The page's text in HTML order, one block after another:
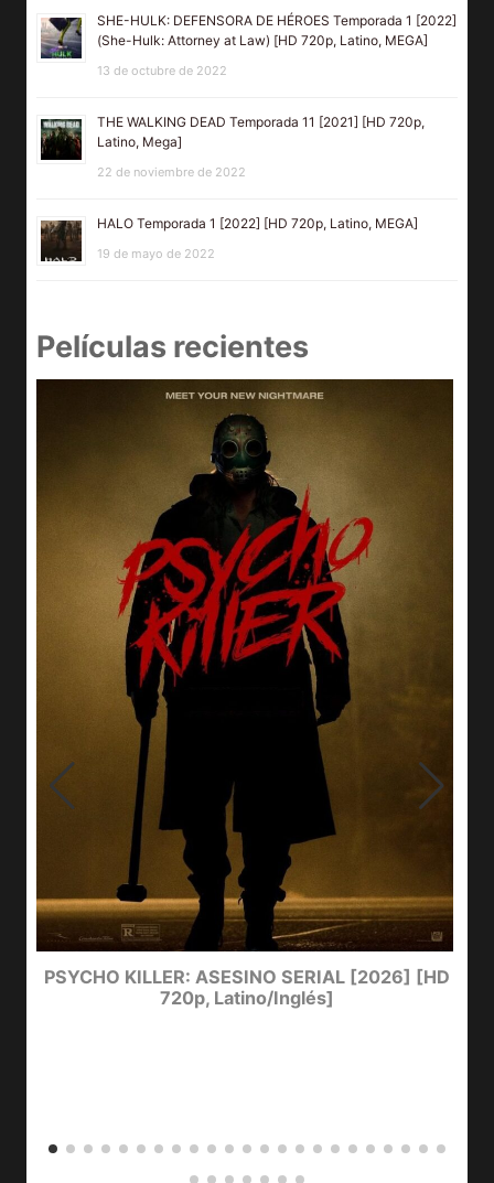
SHE-HULK: DEFENSORA DE HÉROES Temporada 1 [2022]
(She-Hulk: Attorney at Law) [HD 720p, Latino, MEGA]
13 de octubre de 2022
THE WALKING DEAD Temporada 11 [2021] [HD 720p,
Latino, Mega]
22 de noviembre de 2022
HALO Temporada 1 [2022] [HD 720p, Latino, MEGA]
19 de mayo de 2022
Películas recientes
PSYCHO KILLER: ASESINO SERIAL [2026] [HD
720p, Latino/Inglés]